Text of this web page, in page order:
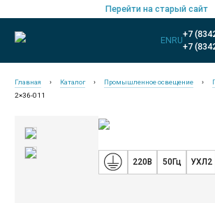
Перейти на старый сайт
ENRU
+7
+7
Главная › Каталог › Промышленное освещение ›
2×36-011
220В 50Гц УХЛ2